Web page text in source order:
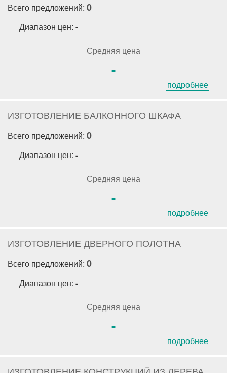
Всего предложений: 0
Диапазон цен: -
Средняя цена
-
подробнее
ИЗГОТОВЛЕНИЕ БАЛКОННОГО ШКАФА
Всего предложений: 0
Диапазон цен: -
Средняя цена
-
подробнее
ИЗГОТОВЛЕНИЕ ДВЕРНОГО ПОЛОТНА
Всего предложений: 0
Диапазон цен: -
Средняя цена
-
подробнее